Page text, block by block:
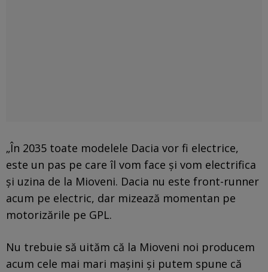
„În 2035 toate modelele Dacia vor fi electrice,
este un pas pe care îl vom face şi vom electrifica
şi uzina de la Mioveni. Dacia nu este front-runner
acum pe electric, dar mizează momentan pe
motorizările pe GPL.
Nu trebuie să uităm că la Mioveni noi producem
acum cele mai mari maşini şi putem spune că